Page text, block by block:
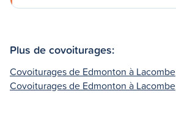
Plus de covoiturages:
Covoiturages de Edmonton à Lacombe
Covoiturages de Edmonton à Lacombe